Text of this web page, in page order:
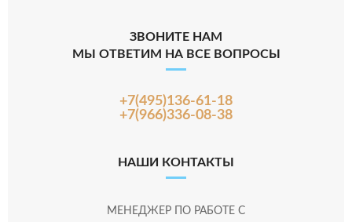
ЗВОНИТЕ НАМ
МЫ ОТВЕТИМ НА ВСЕ ВОПРОСЫ
+7(495)136-61-18
+7(966)336-08-38
НАШИ КОНТАКТЫ
МЕНЕДЖЕР ПО РАБОТЕ С